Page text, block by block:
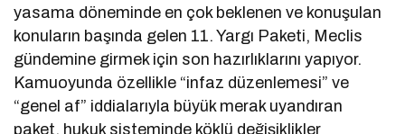
yasama döneminde en çok beklenen ve konuşulan
konuların başında gelen 11. Yargı Paketi, Meclis
gündemine girmek için son hazırlıklarını yapıyor.
Kamuoyunda özellikle “infaz düzenlemesi” ve
“genel af” iddialarıyla büyük merak uyandıran
paket, hukuk sisteminde köklü değişiklikler